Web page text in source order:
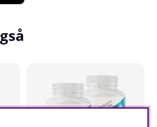
til græsning.
indtaget af CLA på er ved
kapsel. Dette CLA indeholder
hvilket betyder, at du kun
portion. Den samlede daglige